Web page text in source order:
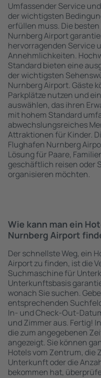
Umfassender Service
der wichtigsten
erfüllen muss. Die
Nurnberg Airport
hervorragenden Service
Annehmlichkeiten.
Standard bieten eine
der wichtigsten
Nurnberg Airport. Gäste
Parkplätze nutzen und
auswählen, das ihren
mit hohem Standard
abwechslungsreiches
Attraktionen für Kinder.
Flughafen Nurnberg
Lösung für Paare,
geschäftlich reisen oder
organisieren möchten.
Wie kann man ein
Nurnberg Airport
Der schnellste Weg, ein
Airport zu finden, ist die
Suchmaschine für
Unterkunftsbasis
wonach Sie suchen.
entsprechenden
In- und Check-Out-
und Zimmer aus. Fertig!
die zum angegebenen
angezeigt. Sie können
Hotels vom Zentrum, die
Unterkunft oder die
bekommen hat,